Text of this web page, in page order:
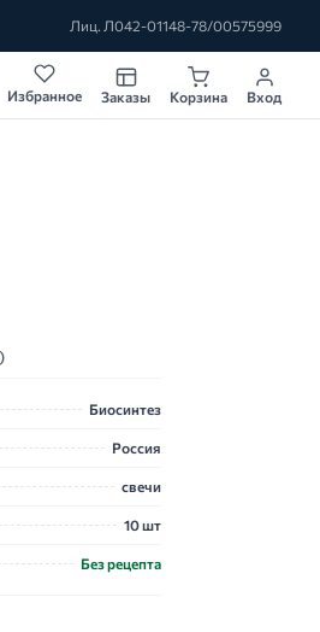
Лиц. Л042-01148-78/00575999
Избранное Заказы Корзина Вход
Биосинтез
Россия
свечи
10 шт
Без рецепта